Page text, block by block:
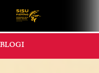
BLOGI